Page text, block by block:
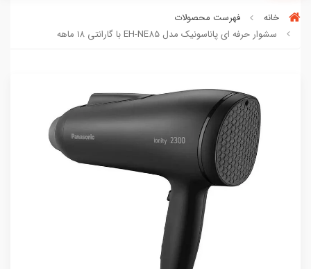
خانه
فهرست محصولات
سشوار حرفه ای پاناسونیک مدل EH-NE85 با گارانتی ۱۸ ماهه